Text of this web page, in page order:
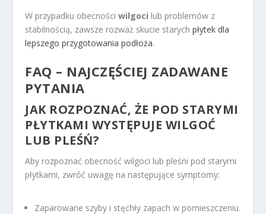
W przypadku obecnościwilgoci lub problemów z
stabilnością, zawsze rozważ skucie starychpłytek dla
lepszego przygotowania podłoża.
FAQ – NAJCZĘŚCIEJ ZADAWANE
PYTANIA
JAK ROZPOZNAĆ, ŻE POD STARYMI
PŁYTKAMI WYSTĘPUJE WILGOĆ
LUB PLEŚŃ?
Aby rozpoznać obecność wilgoci lub pleśni pod starymi
płytkami, zwróć uwagę na następujące symptomy:
Zaparowane szyby i stęchły zapach w pomieszczeniu.